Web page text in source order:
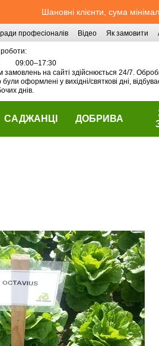
Шановні клієнти, сума
професіоналів Відео Як замовити
роботи:
09:00–17:30
замовлень на сайті здійснюється 24/7.
оформлені у вихідні/святкові дні,
днів.
САДЖАНЦІ ДОБРИВА